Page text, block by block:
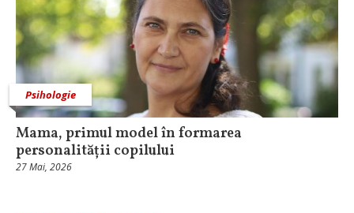
Psihologie
Mama, primul model în formarea
personalității copilului
27 Mai, 2026